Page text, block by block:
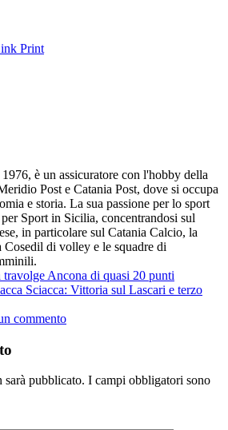
Print
è un assicuratore con l'hobby della
Post e Catania Post, dove si occupa
e storia. La sua passione per lo sport
Sport in Sicilia, concentrandosi sul
in particolare sul Catania Calcio, la
di volley e le squadre di
travolge Ancona di quasi 20 punti
Sciacca: Vittoria sul Lascari e terzo
commento
pubblicato. I campi obbligatori sono